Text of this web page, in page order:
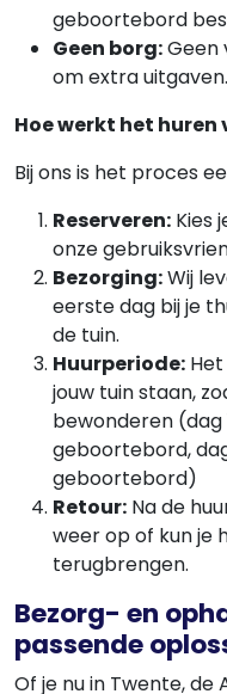
geboortebord
Geen borg:Geen
om extra uitgaven.
Hoe werkt het
Bij ons is het proces
Reserveren: Kies
onze
Bezorging:Wij
eerste dag bij je
de tuin.
Huurperiode:
jouw tuin staan,
bewonderen (dag
geboortebord,
geboortebord)
Retour: Na de
weer op of kun je
terugbrengen.
Bezorg- en
passende
Of je nu in Twente,